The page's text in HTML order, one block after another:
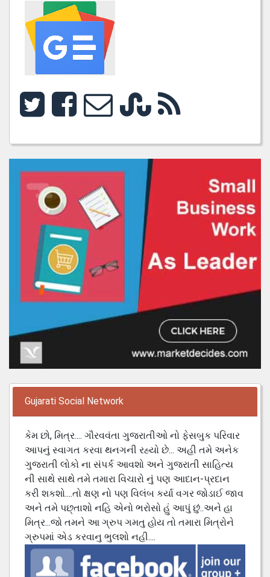
Gujarati Social Network
કેમ છો, મિત્ર.... ગૌરવવંતા ગુજરાતીઓ નો ફેસબુક પરિવાર
આપનું સ્વાગત કરવા થનગની રહ્યો છે... અહી તમે અનેક
ગુજરાતી લોકો ના સંપર્ક આવશો અને ગુજરાતી સાહિત્ય
ની સાથે સાથે તમે તમારા વિચારો નું પણ આદાન-પ્રદાન
કરી શકશો....તો ક્ષણ નો પણ વિલંબ કર્યા વગર જોડાઈ જાવ
અને તમે પછ્તાશો નહિ એનો ભરોસો હું આપું છું..અને હા
મિત્ર...જો તમને આ ગ્રુપ ગમતુ હોય તો તમારા મિત્રોને
ગ્રુપમાં એડ કરવાનુ ભુલશો નહી....